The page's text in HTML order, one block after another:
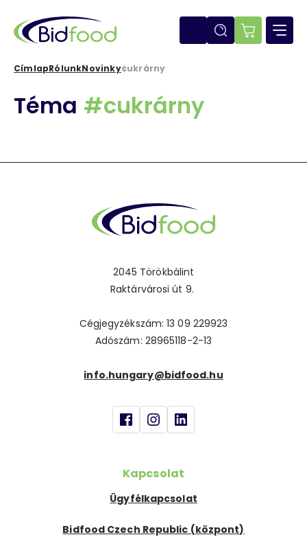
tartalomra
E-
CímlapRólunkNovinkycukrárny
Téma #cukrárny
2045 Törökbálint
Raktárvárosi út 9.
Cégjegyzékszám: 13 09 229923
Adószám: 28965118-2-13
info.hungary@bidfood.hu
Kapcsolat
Ügyfélkapcsolat
Bidfood Czech Republic (központ)